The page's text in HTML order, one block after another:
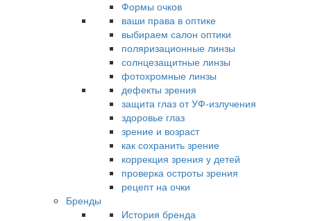
Формы очков
ваши права в оптике
выбираем салон оптики
поляризационные линзы
солнцезащитные линзы
фотохромные линзы
дефекты зрения
защита глаз от УФ-излучения
здоровье глаз
зрение и возраст
как сохранить зрение
коррекция зрения у детей
проверка остроты зрения
рецепт на очки
Бренды
История бренда